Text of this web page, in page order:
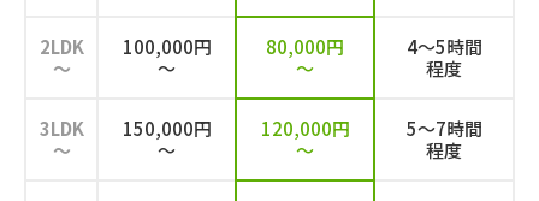
2LDK
～
100,000円
～
80,000円
～
4～5時間
程度
3LDK
～
150,000円
～
120,000円
～
5～7時間
程度